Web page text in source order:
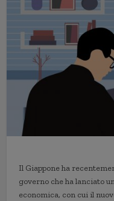
Il Giappone ha
governo che ha lanciato
economica, con cui il